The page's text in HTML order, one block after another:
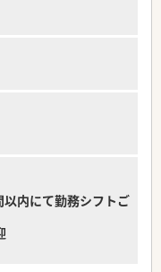
内にて勤務シフトご